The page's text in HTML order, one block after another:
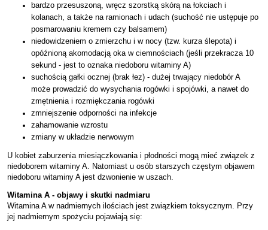
bardzo przesuszoną, wręcz szorstką skórą na łokciach i
kolanach, a także na ramionach i udach (suchość nie ustępuje po
posmarowaniu kremem czy balsamem)
niedowidzeniem o zmierzchu i w nocy (tzw. kurza ślepota) i
opóźnioną akomodacją oka w ciemnościach (jeśli przekracza 10
sekund - jest to oznaka niedoboru witaminy A)
suchością gałki ocznej (brak łez) - dużej trwający niedobór A
może prowadzić do wysychania rogówki i spojówki, a nawet do
zmętnienia i rozmiękczania rogówki
zmniejszenie odporności na infekcje
zahamowanie wzrostu
zmiany w układzie nerwowym
U kobiet zaburzenia miesiączkowania i płodności mogą mieć związek z
niedoborem witaminy A. Natomiast u osób starszych częstym objawem
niedoboru witaminy A jest dzwonienie w uszach.
Witamina A - objawy i skutki nadmiaru
Witamina A w nadmiernych ilościach jest związkiem toksycznym. Przy
jej nadmiernym spożyciu pojawiają się: